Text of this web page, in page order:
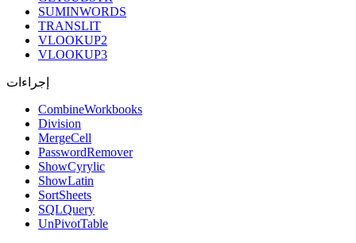
SUMINWORDS
TRANSLIT
VLOOKUP2
VLOOKUP3
إجراءات
CombineWorkbooks
Division
MergeCell
PasswordRemover
ShowCyrylic
ShowLatin
SortSheets
SQLQuery
UnPivotTable